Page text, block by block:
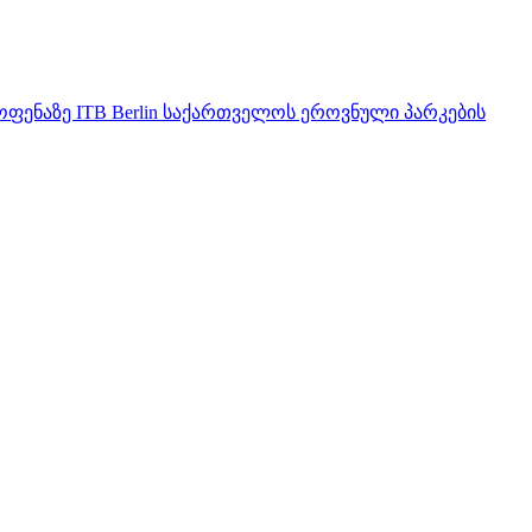
ITB Berlin საქართველოს ეროვნული პარკების